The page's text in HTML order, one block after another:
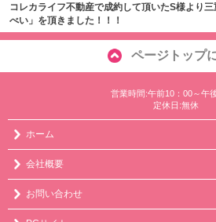
コレカライフ不動産で成約して頂いたS様より
べい」を頂きました！！！
ページトップ
営業時間:午前10：00～午
定休日:無休
ホーム
会社概要
お問い合わせ